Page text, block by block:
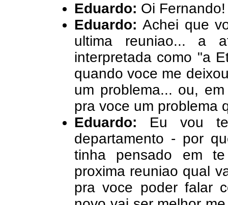
Eduardo: Oi
Eduardo:Achei que
ultima reuniao... a
interpretada como "a
quando voce me
um problema... ou,
pra voce um problema
Eduardo: Eu vou
departamento - por
tinha pensado em
proxima reuniao qual
pra voce poder falar